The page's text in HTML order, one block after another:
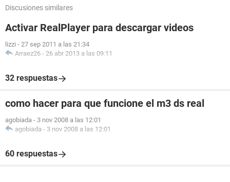
Discusiones similares
Activar RealPlayer para descargar videos
lizzi - 27 sep 2011 a las 21:34
Arraez26 - 26 abr 2013 a las 09:11
32 respuestas
como hacer para que funcione el m3 ds real
agobiada - 3 nov 2008 a las 12:01
agobiada - 3 nov 2008 a las 12:01
60 respuestas